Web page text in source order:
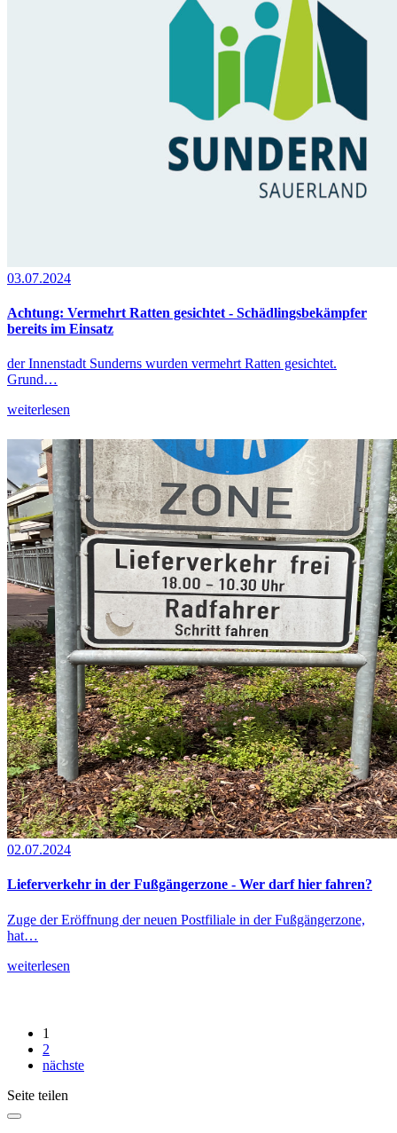
03.07.2024
Achtung: Vermehrt Ratten gesichtet - Schädlingsbekämpfer
bereits im Einsatz
der Innenstadt Sunderns wurden vermehrt Ratten gesichtet.
Grund…
weiterlesen
02.07.2024
Lieferverkehr in der Fußgängerzone - Wer darf hier fahren?
Zuge der Eröffnung der neuen Postfiliale in der Fußgängerzone,
hat…
weiterlesen
1
2
nächste
Seite teilen